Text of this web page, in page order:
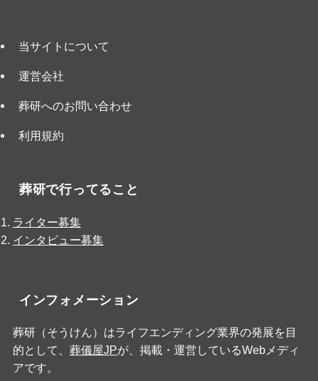
当サイトについて
運営会社
葬研へのお問い合わせ
利用規約
葬研で行ってること
ライター募集
インタビュー募集
インフォメーション
葬研（そうけん）はライフエンディング業界の発展を目
的として、 葬儀屋JPが、掲載・運営しているWebメディ
アです。